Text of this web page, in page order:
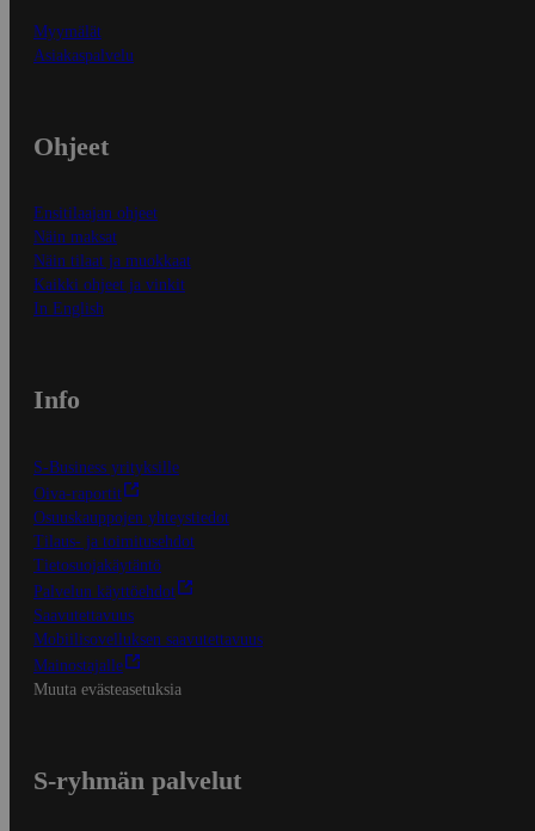
Myymälät
Asiakaspalvelu
Ohjeet
Ensitilaajan ohjeet
Näin maksat
Näin tilaat ja muokkaat
Kaikki ohjeet ja vinkit
In English
Info
S-Business yrityksille
Oiva-raportit
Osuuskauppojen yhteystiedot
Tilaus- ja toimitusehdot
Tietosuojakäytäntö
Palvelun käyttöehdot
Saavutettavuus
Mobiilisovelluksen saavutettavuus
Mainostajalle
Muuta evästeasetuksia
S-ryhmän palvelut